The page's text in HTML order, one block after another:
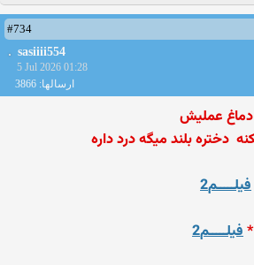
#734
sasiiii554
5 Jul 2026 01:28
ارسالها: 3866
عملیش
دختره بلند میگه درد داره
فیلـــــم2
*فیلـــــم2